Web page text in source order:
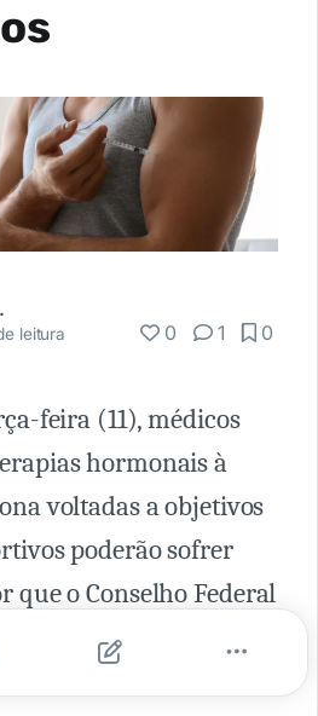
leitura 0 1 0
feira (11), médicos
hormonais à
voltadas a objetivos
poderão sofrer
que o Conselho Federal
publicou uma